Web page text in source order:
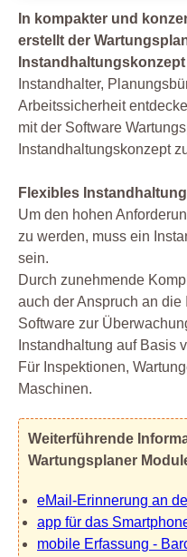
In kompakter und
erstellt der
Instandhaltungskonzept
Instandhalter,
Arbeitssicherheit
mit der Software
Instandhaltungskonzept
Flexibles
Um den hohen
zu werden, muss ein
sein.
Durch zunehmende
auch der Anspruch an die
Software zur
Instandhaltung auf Basis
Für Inspektionen,
Maschinen.
Weiterführende
Wartungsplaner
eMail-Erinnerung an
app für das
mobile Erfassung -